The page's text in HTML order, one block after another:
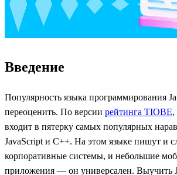
Введение
Популярность языка программирования
переоценить. По версии рейтинга TIOBE,
входит в пятерку самых популярных
JavaScript и С++. На этом языке пишут и
корпоративные системы, и небольшие
приложения — он универсален. Выучить